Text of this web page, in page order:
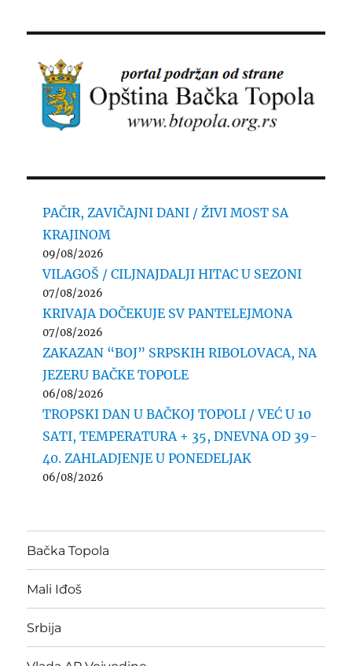
PAČIR, ZAVIČAJNI DANI / ŽIVI MOST SA
KRAJINOM
09/08/2026
VILAGOŠ / CILJNAJDALJI HITAC U SEZONI
07/08/2026
KRIVAJA DOČEKUJE SV PANTELEJMONA
07/08/2026
ZAKAZAN “BOJ” SRPSKIH RIBOLOVACA, NA
JEZERU BAČKE TOPOLE
06/08/2026
TROPSKI DAN U BAČKOJ TOPOLI / VEĆ U 10
SATI, TEMPERATURA + 35, DNEVNA OD 39-
40. ZAHLADJENJE U PONEDELJAK
06/08/2026
Bačka Topola
Mali Iđoš
Srbija